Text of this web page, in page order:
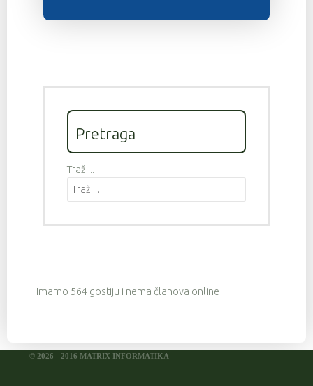
Pretraga
Traži...
Imamo 564 gostiju i nema članova online
© 2026 - 2016 MATRIX INFORMATIKA